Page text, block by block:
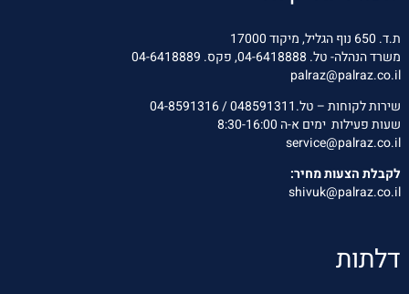
ת.ד. 650 נוף הגליל, מיקוד 17000
משרד הנהלה- טל. 04-6418888, פקס. 04-6418889
palraz@palraz.co.il
שירות לקוחות – טל.048591311 / 04-8591316
שעות פעילות ימים א-ה 8:30-16:00
service@palraz.co.il
לקבלת הצעות מחיר:
shivuk@palraz.co.il
דלתות